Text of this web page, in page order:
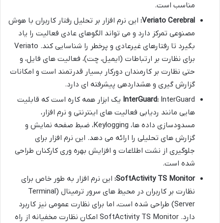
مناسب است.
Veriato Cerebral: این نرم افزار بر تحلیل رفتار کاربران با هوش
مصنوعی تمرکز دارد و می تواند الگوهای عادی فعالیت را یاد
بگیرد تا رفتارهای غیرعادی و پرخطر را شناسایی کند. Veriato
برای نظارت بر ارتباطات (ایمیل، چت)، فعالیت های فایل، و
حتی نظارت بر کارمندان دورکار بسیار قدرتمند است و امکانات
گزارش گیری و هشداردهی پیشرفته ای دارد.
InterGuard: InterGuard یک ابزار همه کاره است که قابلیت
هایی مانند ردیابی فعالیت های اینترنتی و نرم افزار،
مسدودسازی داده ها، Keylogging، ضبط صفحه نمایش و
گزارش های تحلیلی را ارائه می دهد. این نرم افزار برای
جلوگیری از نشت اطلاعات و افزایش بهره وری کارکنان طراحی
شده است.
SoftActivity TS Monitor: این نرم افزار به طور خاص برای
نظارت بر کاربران در محیط های سرور ترمینال (Terminal
Server) طراحی شده است، اما برای نظارت عمومی نیز کاربرد
دارد. SoftActivity TS Monitor امکان نظارت مخفیانه از راه